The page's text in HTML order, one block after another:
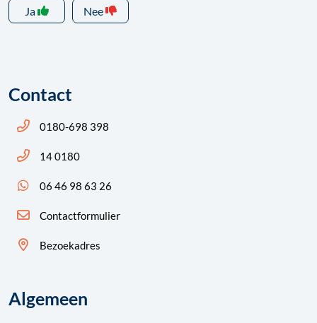
Ja Nee
Contact
Bel ons: 14 0180
0180-698 398
Bel ons: 14 0180
14 0180
App ons: 06 46 98 63 26 (WhatsApp)
06 46 98 63 26
Contactformulier
Bezoekadres
Algemeen